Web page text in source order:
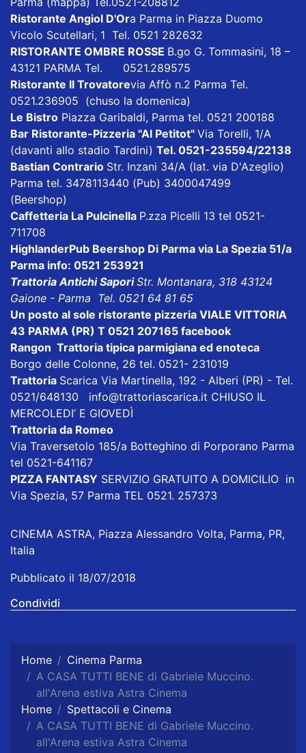
Ristorante Angiol D'Ora Parma in Piazza Duomo
Vicolo Scutellari, 1 Tel. 0521 282632
RISTORANTE OMBRE ROSSE B.go G. Tommasini, 18 –
43121 PARMA Tel. 0521.289575
Ristorante Il Trovatorevia Affò n.2 Parma Tel.
0521.236905 (chuso la domenica)
Le Bistro Piazza Garibaldi, Parma tel. 0521 200188
Bar Ristorante-Pizzeria "Al Petitot" Via Torelli, 1/A
(davanti allo stadio Tardini) Tel. 0521-235594/22138
Bastian Contrario Str. Inzani 34/A (lat. via D'Azeglio)
Parma tel. 3478113440 (Pub) 3400047499
(Beershop)
Caffetteria La Pulcinella P.zza Picelli 13 tel 0521-
711708
HighlanderPub Beershop Di Parma via La Spezia 51/a
Parma info: 0521 253921
Trattoria Antichi SaporiStr. Montanara, 318 43124
Gaione - Parma Tel. 0521 64 81 65
Un posto al sole ristorante pizzeria VIALE VITTORIA
43 PARMA (PR) T 0521 207165 facebook
Rangon Trattoria tipica parmigiana ed enoteca
Borgo delle Colonne, 26 tel. 0521- 231019
Trattoria Scarica Via Martinella, 192 - Alberi (PR) - Tel.
0521/648130 info@trattoriascarica.it CHIUSO IL
MERCOLEDI’ E GIOVEDÌ
Trattoria da Romeo
Via Traversetolo 185/a Botteghino di Porporano Parma
tel 0521-641167
PIZZA FANTASY SERVIZIO GRATUITO A DOMICILIO in
Via Spezia, 57 Parma TEL 0521. 257373
CINEMA ASTRA, Piazza Alessandro Volta, Parma, PR,
Italia
Pubblicato il 18/07/2018
Condividi
Home
Cinema Parma
A CASA TUTTI BENE di Gabriele Muccino.
all'Arena estiva Astra Cinema
Home
Spettacoli e Cinema
A CASA TUTTI BENE di Gabriele Muccino.
all'Arena estiva Astra Cinema